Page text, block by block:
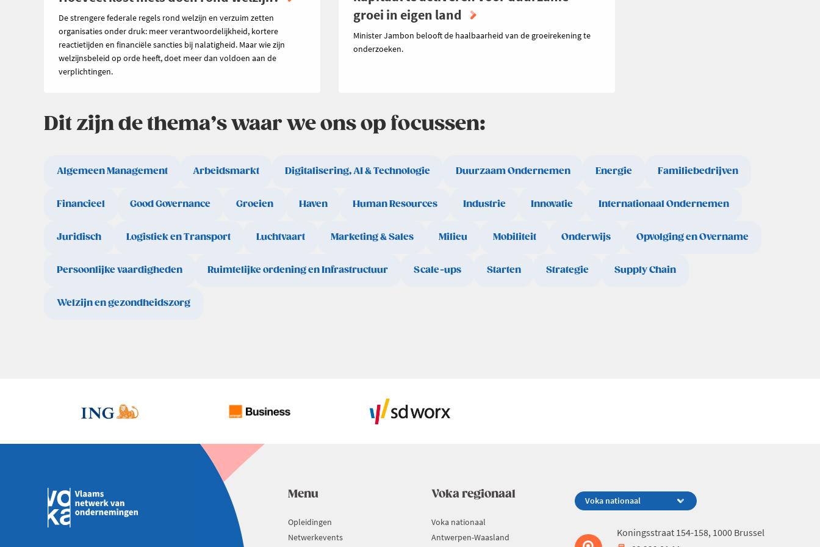
De strengere federale regels rond welzijn en verzuim zetten
organisaties onder druk: meer verantwoordelijkheid, kortere
reactietijden en financiële sancties bij nalatigheid. Maar wie zijn
welzijnsbeleid op orde heeft, doet meer dan voldoen aan de
verplichtingen.
groei in eigen land
Minister Jambon belooft de haalbaarheid van de groeirekening te
onderzoeken.
Dit zijn de thema’s waar we ons op focussen:
Algemeen Management Arbeidsmarkt Digitalisering, AI & Technologie Duurzaam Ondernemen Energie Familiebedrijven
Financieel Good Governance Groeien Haven Human Resources Industrie Innovatie Internationaal Ondernemen
Juridisch Logistiek en Transport Luchtvaart Marketing & Sales Milieu Mobiliteit Onderwijs Opvolging en Overname
Persoonlijke vaardigheden Ruimtelijke ordening en Infrastructuur Scale-ups Starten Strategie Supply Chain
Welzijn en gezondheidszorg
Menu
Opleidingen
Netwerkevents
Voka regionaal
Voka nationaal
Antwerpen-Waasland
Koningsstraat 154-158, 1000 Brussel